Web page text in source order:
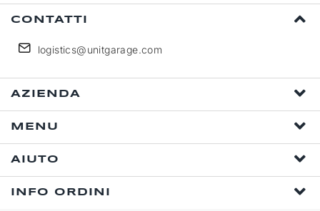
CONTATTI
logistics@unitgarage.com
AZIENDA
MENU
AIUTO
INFO ORDINI